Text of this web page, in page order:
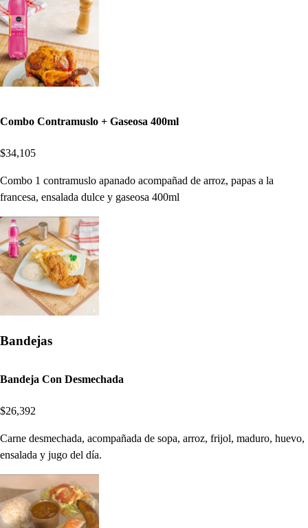
Combo Contramuslo + Gaseosa 400ml
$34,105
Combo 1 contramuslo apanado acompañad de arroz, papas a la
francesa, ensalada dulce y gaseosa 400ml
Bandejas
Bandeja Con Desmechada
$26,392
Carne desmechada, acompañada de sopa, arroz, frijol, maduro, huevo,
ensalada y jugo del día.